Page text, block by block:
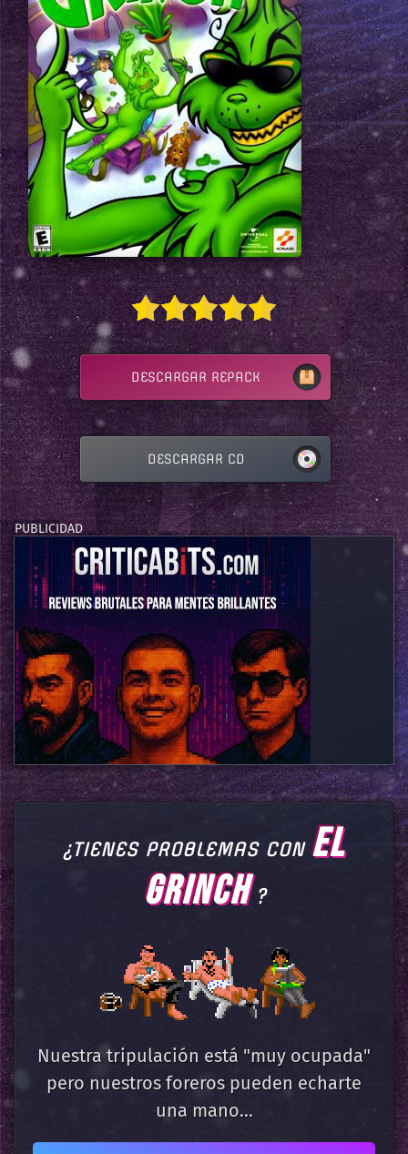
DESCARGAR REPACK
DESCARGAR CD
¿TIENES PROBLEMAS CONEL
GRINCH?
Nuestra tripulación está "muy ocupada"
pero nuestros foreros pueden echarte
una mano...